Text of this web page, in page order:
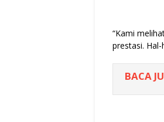
“Kami
prestasi.
BACA